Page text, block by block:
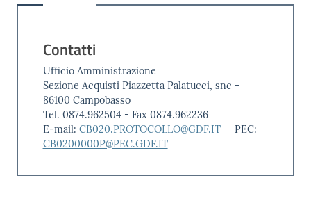
Contatti
Ufficio Amministrazione
Sezione Acquisti Piazzetta Palatucci, snc -
86100 Campobasso
Tel. 0874.962504 - Fax 0874.962236
E-mail: CB020.PROTOCOLLO@GDF.IT
PEC:
CB0200000P@PEC.GDF.IT